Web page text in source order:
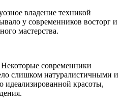
владение техникой
у современников восторг и
мастерства.
современники
слишком натуралистичными и
красоты,